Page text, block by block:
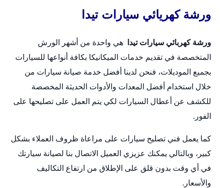
ورشة كهريائي سيارات تيدا
ورشة كهربائي سيارات تيدا
هي واحدة من أشهر الورش
المتخصصة في تقديم خدمات الميكانيكا بكافة أنواعها للسيارات
بجميع الموديلات، فنحن لدينا أفضل خدمة صيانة سيارات من
خلال استخدام أفضل المعدات والأدوات الحديثة المخصصة
للكشف عن أعطال السيارات لكي يتم العمل على تصليحها على
الفور.
كما يعمل فني تصليح سيارات على مراعاة ظروف العملاء بشكل
كبير، وبالتالي يمكنك عزيزي العميل الاتصال بنا لصيانة سيارتك
في أي وقت بدون قلق على الإطلاق من ارتفاع التكاليف
والأسعار.